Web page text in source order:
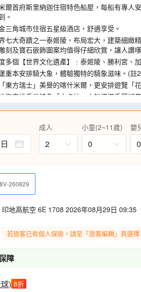
爾首府斯里納迦住宿特色船屋，每船有專人
。
三角城市住宿五星級酒店，舒適享受。
七大奇蹟之一泰姬陵，布局宏大，建築細緻
刻及寶石嵌飾圖案均值得仔細欣賞，讓人讚
多個【世界文化遺產】﹕泰姬陵、勝利宮、
重本安排騎大象，體驗獨特的騎象滋味。(註
東方瑞士」美譽的喀什米爾，更安排遊覽「
迦安排乘坐特色「士卡拉」小船漫遊秀麗湖景
於酒店享用豐富自助餐，質素有保證。(喀什
色船屋時，更安排於船上享用早、午、晚餐，寫
成人
2
小童(2~11歲)
0
嬰
0
260829
印地高航空 6E 1708 2026年08月29日 09:35
若旅客已有個人保險，請至「旅客編輯」頁選擇
障
) 8折